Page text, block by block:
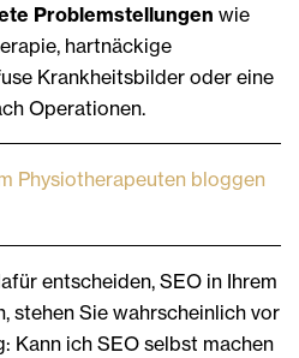
Problemstellungen wie
hartnäckige
Krankheitsbilder oder eine
Operationen.
Physiotherapeuten bloggen
entscheiden, SEO in Ihrem
stehen Sie wahrscheinlich vor
Kann ich SEO selbst machen